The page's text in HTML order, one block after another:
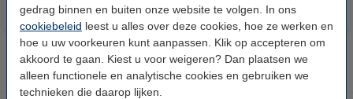
gedrag binnen en buiten onze website te volgen. In ons
cookiebeleid leest u alles over deze cookies, hoe ze werken en
hoe u uw voorkeuren kunt aanpassen. Klik op accepteren om
akkoord te gaan. Kiest u voor weigeren? Dan plaatsen we
alleen functionele en analytische cookies en gebruiken we
technieken die daarop lijken.